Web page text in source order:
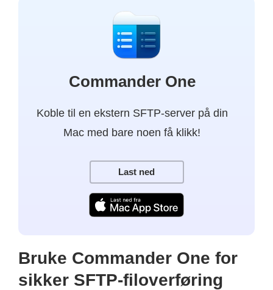
Commander One
Koble til en ekstern SFTP-server på din
Mac med bare noen få klikk!
Last ned
Bruke Commander One for
sikker SFTP-filoverføring